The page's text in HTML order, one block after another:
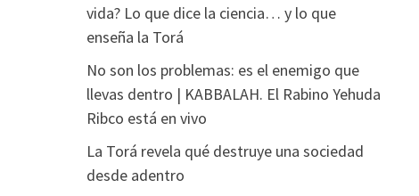
vida? Lo que dice la ciencia… y lo que
enseña la Torá
No son los problemas: es el enemigo que
llevas dentro | KABBALAH. El Rabino Yehuda
Ribco está en vivo
La Torá revela qué destruye una sociedad
desde adentro